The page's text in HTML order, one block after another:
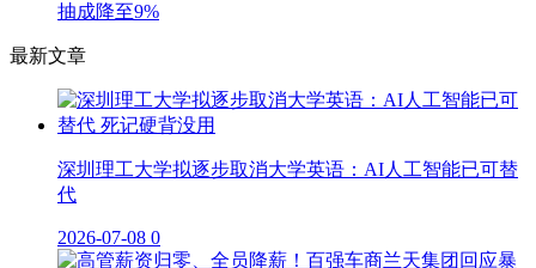
抽成降至9%
最新文章
深圳理工大学拟逐步取消大学英语：AI人工智能已可替
代
2026-07-08 0